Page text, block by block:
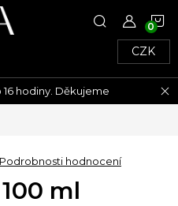
CZK
hodiny. Děkujeme
Podrobnosti hodnocení
ml